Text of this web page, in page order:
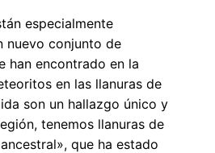
especialmente
nuevo conjunto de
han encontrado en la
en las llanuras de
son un hallazgo único y
tenemos llanuras de
que ha estado